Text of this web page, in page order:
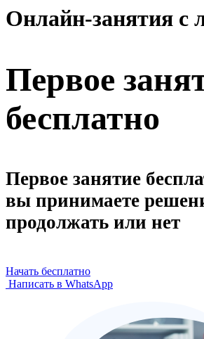
Онлайн-занятия с
Первое
бесплатно
Первое занятие
вы принимаете
продолжать или нет
Начать бесплатно
Написать в WhatsApp